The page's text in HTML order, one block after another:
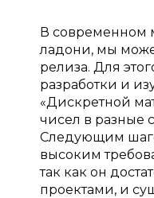
В современном
ладони, мы
релиза. Для
разработки и
«Дискретной
чисел в разные
Следующим
высоким
так как он
проектами, и